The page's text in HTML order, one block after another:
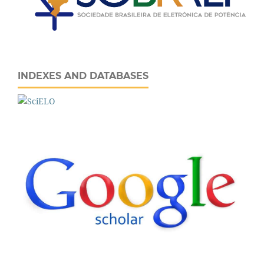
INDEXES AND DATABASES